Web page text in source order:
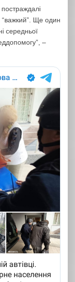
“важкий”. Ще один
середньої
–